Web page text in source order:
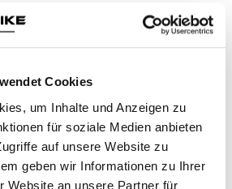
Cookies
um Inhalte und Anzeigen zu
für soziale Medien anbieten
auf unsere Website zu
geben wir Informationen zu Ihrer
Website an unsere Partner für